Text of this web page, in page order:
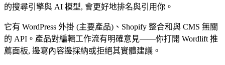
的搜尋引擎與 AI 模型, 會更好地排名與引用你。
它有 WordPress 外掛 (主要產品)、Shopify 整合和與 CMS 無關
的 API。產品對編輯工作流有明確意見——你打開 Wordlift 推
薦面板, 邊寫內容邊採納或拒絕其實體建議。